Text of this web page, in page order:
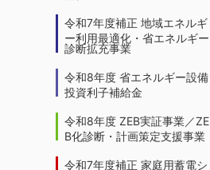
令和7年度補正 地域エネルギ
ー利用最適化・省エネルギー
診断拡充事業
令和8年度 省エネルギー設備
投資利子補給金
令和8年度 ZEB実証事業／ZE
B化診断・計画策定支援事業
令和7年度補正 家庭用蓄電シ